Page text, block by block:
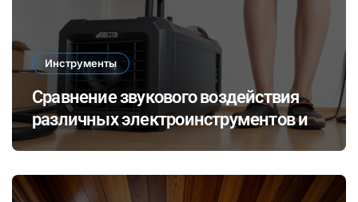
Инструменты
Сравнение звукового воздействия
различных электроинструментов и
его влияние на здоровье при ремонте